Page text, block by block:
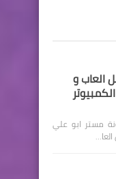
العاب و
مستر ابو علي